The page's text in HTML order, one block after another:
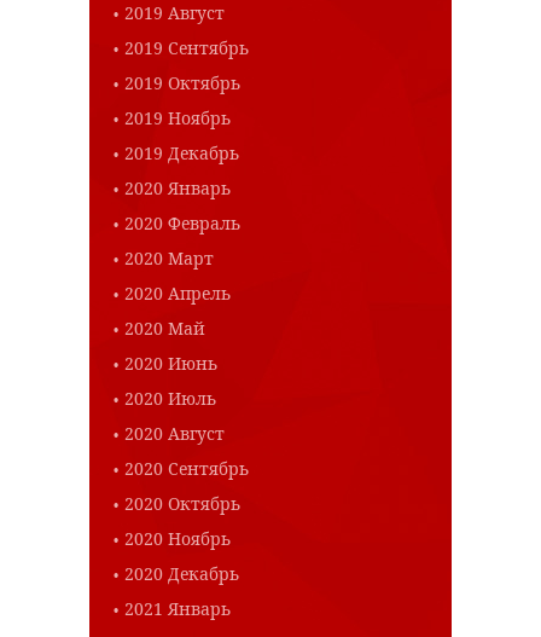
2019 Август
2019 Сентябрь
2019 Октябрь
2019 Ноябрь
2019 Декабрь
2020 Январь
2020 Февраль
2020 Март
2020 Апрель
2020 Май
2020 Июнь
2020 Июль
2020 Август
2020 Сентябрь
2020 Октябрь
2020 Ноябрь
2020 Декабрь
2021 Январь